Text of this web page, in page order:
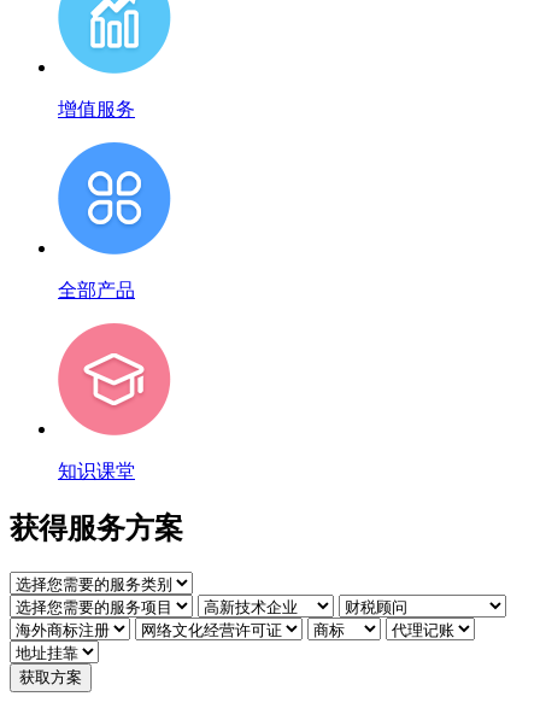
增值服务
全部产品
知识课堂
获得服务方案